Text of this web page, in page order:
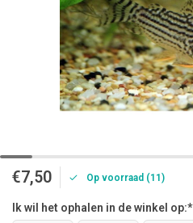
€7,50 Op voorraad (11)
Ik wil het ophalen in de winkel op:*